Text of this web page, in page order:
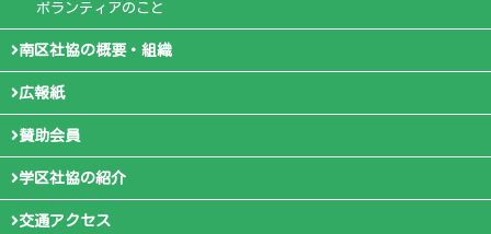
ボランティアのこと
南区社協の概要・組織
広報紙
賛助会員
学区社協の紹介
交通アクセス